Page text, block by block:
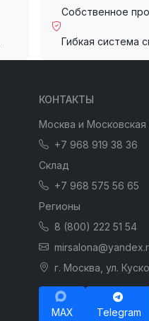
Собственное
Гибкая система
КОНТАКТЫ
Москва и Московская
+7 968 919 38 36
Склад
+7 968 575 56 65
Регионы
8 (800) 222 51 54
г. Москва, ул.
MAX Telegram